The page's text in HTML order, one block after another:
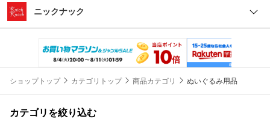
ニックナック
ショップトップ カテゴリトップ 商品カテゴリ ぬいぐるみ用品
カテゴリを絞り込む